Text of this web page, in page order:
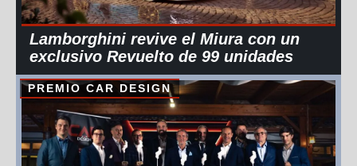
Lamborghini revive el Miura con un
exclusivo Revuelto de 99 unidades
PREMIO CAR DESIGN